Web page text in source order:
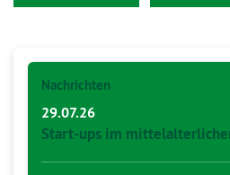
Nachrichten
29.07.26
Start-ups im